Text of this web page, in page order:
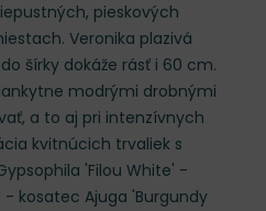
pieskových
Veronika plazivá
šírky dokáže rásť i 60 cm.
modrými drobnými
a to aj pri intenzívnych
kvitnúcich trvaliek s
'Filou White' -
- kosatec Ajuga 'Burgundy